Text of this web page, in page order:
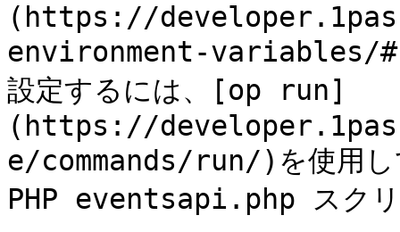
(https://
environment-variables/
設定するには、[op run]
(https://
e/commands/run/)を使用し
PHP eventsapi.php スクリ